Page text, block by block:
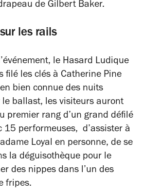
de Gilbert Baker.
les rails
le Hasard Ludique
filé les clés à Catherine Pine
bien connue des nuits
le ballast, les visiteurs auront
premier rang d’un grand défilé
15 performeuses, d’assister à
Loyal en personne, de se
la déguisothèque pour le
des nippes dans l’un des
fripes.